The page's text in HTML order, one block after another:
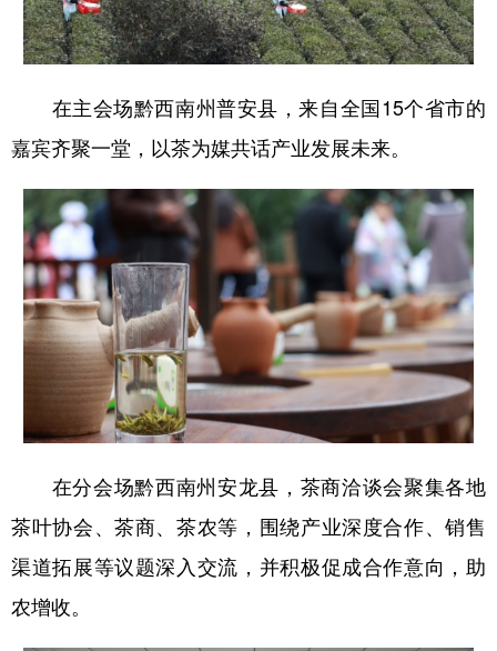
陕西 甘肃 青海 宁夏
多语种频道
English Español Français عربى
Русский язык 日本語 한국어
Deutsch Português
在主会场黔西南州普安县，来自全国15个省市的
嘉宾齐聚一堂，以茶为媒共话产业发展未来。
在分会场黔西南州安龙县，茶商洽谈会聚集各地
茶叶协会、茶商、茶农等，围绕产业深度合作、销售
渠道拓展等议题深入交流，并积极促成合作意向，助
农增收。